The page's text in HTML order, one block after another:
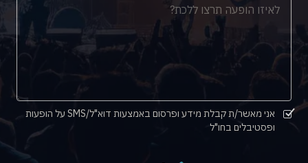
אני מאשר/ת קבלת מידע ופרסום באמצעות דוא"ל/SMS על הופעות
ופסטיבלים בחו"ל